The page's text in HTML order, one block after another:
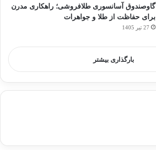
گاوصندوق آسانسوری طلافروشی؛ راهکاری مدرن
برای حفاظت از طلا و جواهرات
27 تیر 1405
بارگذاری بیشتر